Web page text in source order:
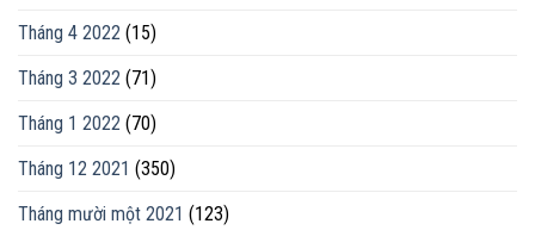
Tháng 4 2022 (15)
Tháng 3 2022 (71)
Tháng 1 2022 (70)
Tháng 12 2021 (350)
Tháng mười một 2021 (123)